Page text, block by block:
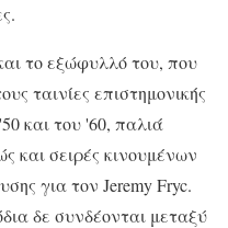
το εξώφυλλό του, που
ταινίες επιστημονικής
και του '60, παλιά
και σειρές κινουμένων
για τον Jeremy Fryc.
δε συνδέονται μεταξύ